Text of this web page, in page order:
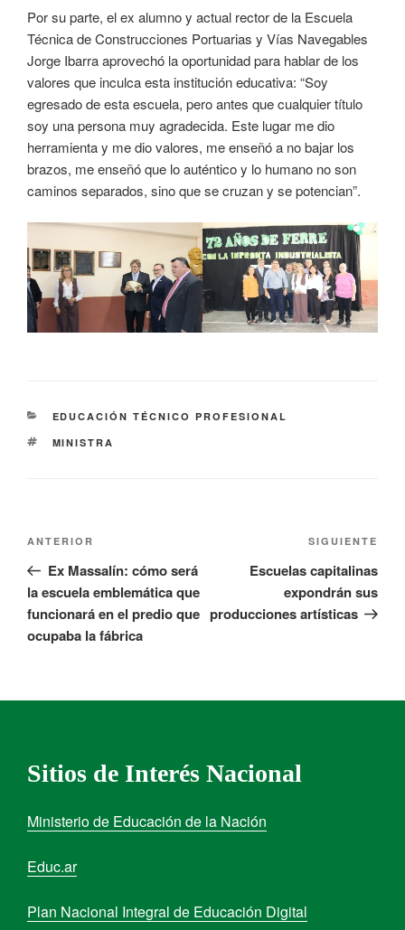
Por su parte, el ex alumno y actual rector de la Escuela
Técnica de Construcciones Portuarias y Vías Navegables
Jorge Ibarra aprovechó la oportunidad para hablar de los
valores que inculca esta institución educativa: “Soy
egresado de esta escuela, pero antes que cualquier título
soy una persona muy agradecida. Este lugar me dio
herramienta y me dio valores, me enseñó a no bajar los
brazos, me enseñó que lo auténtico y lo humano no son
caminos separados, sino que se cruzan y se potencian”.
EDUCACIÓN TÉCNICO PROFESIONAL
MINISTRA
ANTERIOR
Ex Massalín: cómo será
la escuela emblemática que
funcionará en el predio que
ocupaba la fábrica
SIGUIENTE
Escuelas capitalinas
expondrán sus
producciones artísticas
Sitios de Interés Nacional
Ministerio de Educación de la Nación
Educ.ar
Plan Nacional Integral de Educación Digital